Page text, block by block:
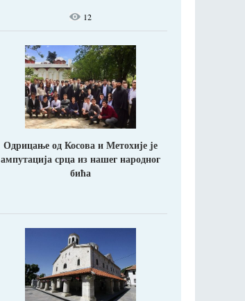
12
Одрицање од Косова и Метохије jе
ампутација срца из нашег народног
бића